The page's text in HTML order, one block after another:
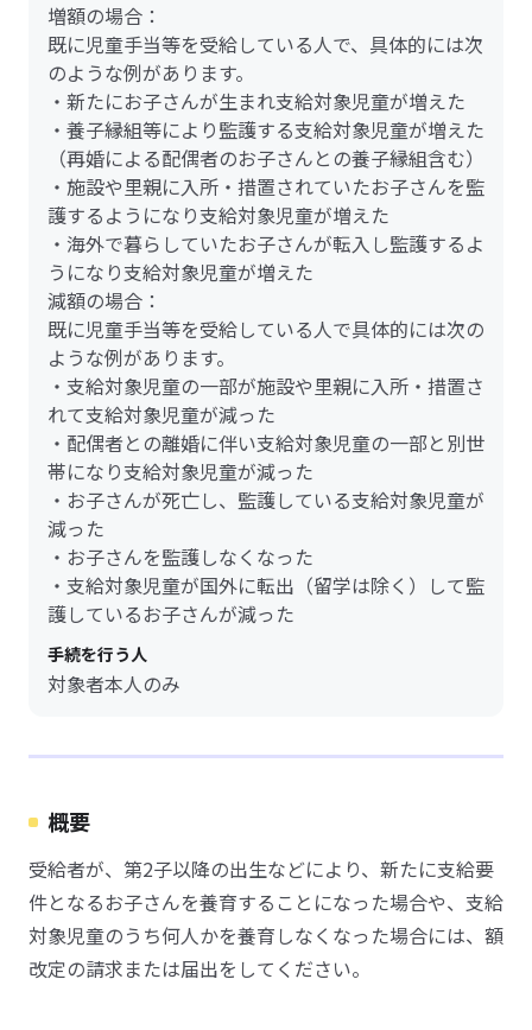
増額の場合：
既に児童手当等を受給している人で、具体的には次
のような例があります。
・新たにお子さんが生まれ支給対象児童が増えた
・養子縁組等により監護する支給対象児童が増えた
（再婚による配偶者のお子さんとの養子縁組含む）
・施設や里親に入所・措置されていたお子さんを監
護するようになり支給対象児童が増えた
・海外で暮らしていたお子さんが転入し監護するよ
うになり支給対象児童が増えた
減額の場合：
既に児童手当等を受給している人で具体的には次の
ような例があります。
・支給対象児童の一部が施設や里親に入所・措置さ
れて支給対象児童が減った
・配偶者との離婚に伴い支給対象児童の一部と別世
帯になり支給対象児童が減った
・お子さんが死亡し、監護している支給対象児童が
減った
・お子さんを監護しなくなった
・支給対象児童が国外に転出（留学は除く）して監
護しているお子さんが減った
手続を行う人
対象者本人のみ
概要
受給者が、第2子以降の出生などにより、新たに支給要
件となるお子さんを養育することになった場合や、支給
対象児童のうち何人かを養育しなくなった場合には、額
改定の請求または届出をしてください。